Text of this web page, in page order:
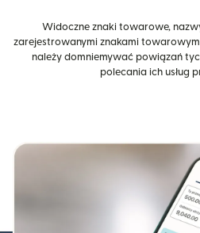
Widoczne znaki towarowe,
zarejestrowanymi znakami
należy domniemywać powiązań
polecania ich usług